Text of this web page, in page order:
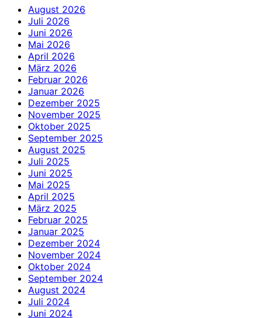
August 2026
Juli 2026
Juni 2026
Mai 2026
April 2026
März 2026
Februar 2026
Januar 2026
Dezember 2025
November 2025
Oktober 2025
September 2025
August 2025
Juli 2025
Juni 2025
Mai 2025
April 2025
März 2025
Februar 2025
Januar 2025
Dezember 2024
November 2024
Oktober 2024
September 2024
August 2024
Juli 2024
Juni 2024